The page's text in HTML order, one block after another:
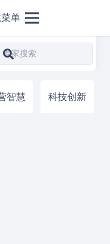
单
智慧 科技创新